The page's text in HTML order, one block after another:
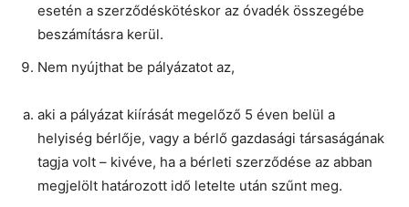
esetén a szerződéskötéskor az óvadék összegébe
beszámításra kerül.
Nem nyújthat be pályázatot az,
aki a pályázat kiírását megelőző 5 éven belül a
helyiség bérlője, vagy a bérlő gazdasági társaságának
tagja volt – kivéve, ha a bérleti szerződése az abban
megjelölt határozott idő letelte után szűnt meg.